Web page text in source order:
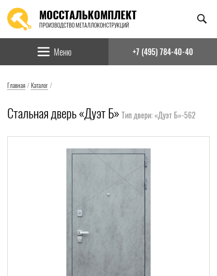
МОССТАЛЬКОМПЛЕКТ
ПРОИЗВОДСТВО МЕТАЛЛОКОНСТРУКЦИЙ
Найти:
Меню +7 (495) 784-40-40
Главная / Каталог /
Стальная дверь «Дуэт Б» Тип двери: «Дуэт Б»-562